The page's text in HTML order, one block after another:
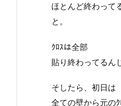
ほとんど終わって
と。
ｸﾛｽは全部
貼り終わってるん
そしたら、初日は
全ての壁から元の